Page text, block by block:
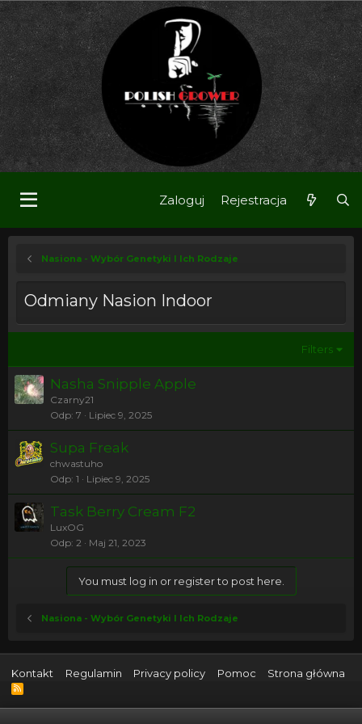
Zaloguj Rejestracja
Nasiona - Wybór Genetyki I Ich Rodzaje
Odmiany Nasion Indoor
Filters
Nasha Snipple Apple
Czarny21
Odp 7 Lipiec 9, 2025
Supa Freak
chwastuho
Odp 1 Lipiec 9, 2025
Task Berry Cream F2
LuxOG
Odp 2 Maj 21, 2023
You must log in or register to post here.
Nasiona - Wybór Genetyki I Ich Rodzaje
Kontakt Regulamin Privacy policy Pomoc Strona główna
R
S
S